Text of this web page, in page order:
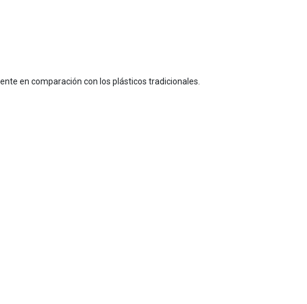
en comparación con los plásticos tradicionales.